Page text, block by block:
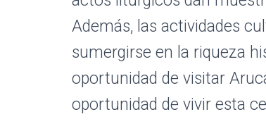
Además, las actividades
sumergirse en la riqueza
oportunidad de visitar
oportunidad de vivir esta